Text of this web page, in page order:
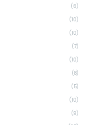
(6)
(10)
(10)
(7)
(10)
(8)
(5)
(10)
(9)